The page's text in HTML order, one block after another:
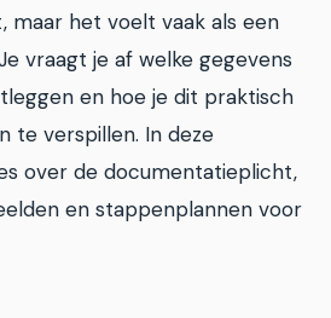
maar het voelt vaak als een
vraagt je af welke gegevens
en hoe je dit praktisch
te verspillen. In deze
over de documentatieplicht,
en stappenplannen voor